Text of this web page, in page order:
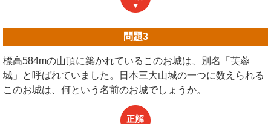
問題3
標高584mの山頂に築かれているこのお城は、別名「芙蓉
城」と呼ばれていました。日本三大山城の一つに数えられる
このお城は、何という名前のお城でしょうか。